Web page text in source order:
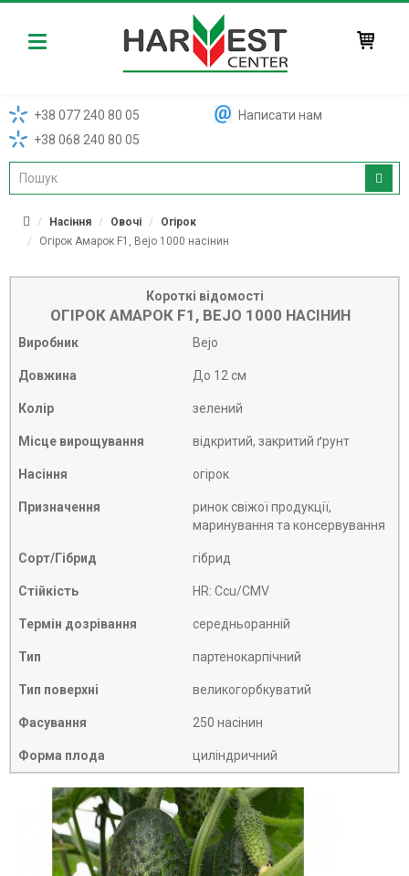
Harvest
+38 077 240 80 05
+38 068 240 80 05
Написати нам
Насіння Овочі
Огірок
Огірок Амарок F1, Bejo 1000 насінин
Короткі відомості
ОГІРОК АМАРОК F1, BEJO 1000 НАСІНИН
Виробник Bejo
Довжина До 12 см
Колір зелений
Місце вирощування відкритий, закритий ґрунт
Насіння огірок
Призначення
ринок свіжої продукції,
маринування та консервування
Сорт/Гібрид гібрид
Стійкість HR: Ccu/CMV
Термін дозрівання середньоранній
Тип партенокарпічний
Тип поверхні великогорбкуватий
Фасування 250 насінин
Форма плода циліндричний